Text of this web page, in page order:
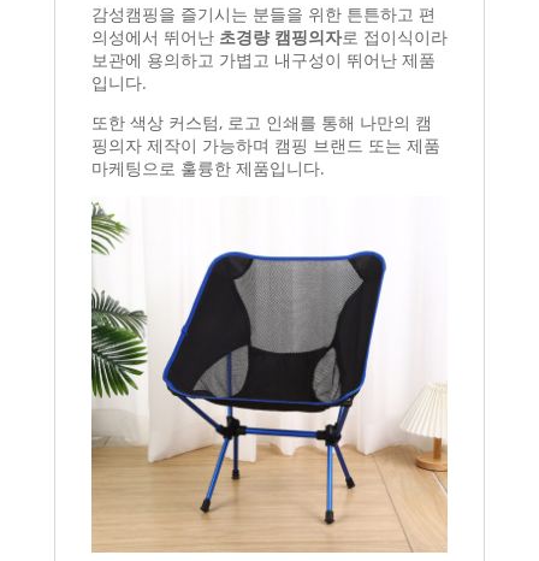
감성캠핑을 즐기시는 분들을 위한 튼튼하고 편
의성에서 뛰어난 초경량 캠핑의자로 접이식이라
보관에 용의하고 가볍고 내구성이 뛰어난 제품
입니다.
또한 색상 커스텀, 로고 인쇄를 통해 나만의 캠
핑의자 제작이 가능하며 캠핑 브랜드 또는 제품
마케팅으로 훌륭한 제품입니다.